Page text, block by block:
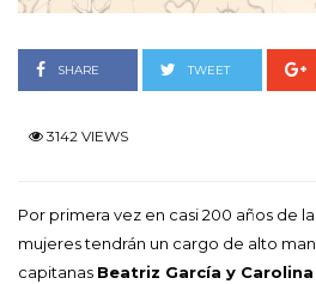
SHARE TWEET
3142 VIEWS
Por primera vez en casi 200 años de la
mujeres tendrán un cargo de alto
capitanas Beatriz García y